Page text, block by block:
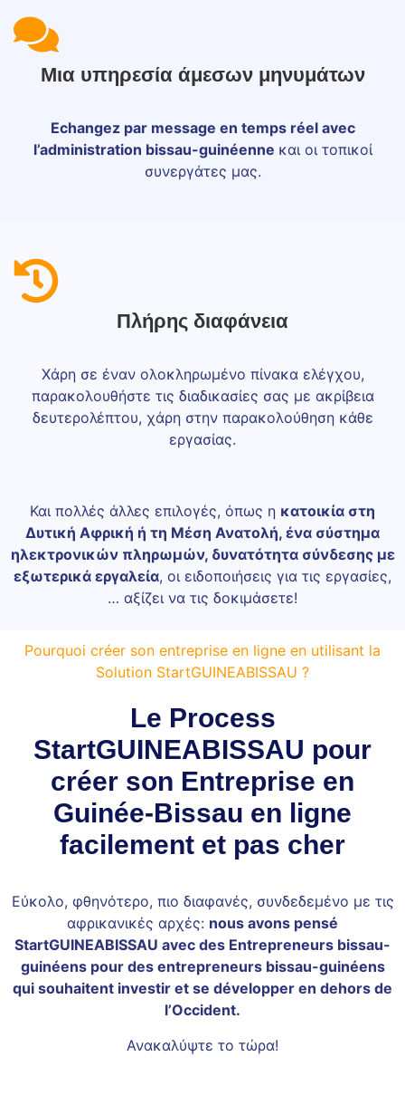
Μια υπηρεσία άμεσων μηνυμάτων
Echangez par message en temps réel avec
l’administration bissau-guinéenne και οι τοπικοί
συνεργάτες μας.
Πλήρης διαφάνεια
Χάρη σε έναν ολοκληρωμένο πίνακα ελέγχου,
παρακολουθήστε τις διαδικασίες σας με ακρίβεια
δευτερολέπτου, χάρη στην παρακολούθηση κάθε
εργασίας.
Και πολλές άλλες επιλογές, όπως η κατοικία στη
Δυτική Αφρική ή τη Μέση Ανατολή, ένα σύστημα
ηλεκτρονικών πληρωμών, δυνατότητα σύνδεσης με
εξωτερικά εργαλεία, οι ειδοποιήσεις για τις εργασίες,
… αξίζει να τις δοκιμάσετε!
Pourquoi créer son entreprise en ligne en utilisant la
Solution StartGUINEABISSAU ?
Le Process
StartGUINEABISSAU pour
créer son Entreprise en
Guinée-Bissau en ligne
facilement et pas cher
Εύκολο, φθηνότερο, πιο διαφανές, συνδεδεμένο με τις
αφρικανικές αρχές: nous avons pensé
StartGUINEABISSAU avec des Entrepreneurs bissau-
guinéens pour des entrepreneurs bissau-guinéens
qui souhaitent investir et se développer en dehors de
l’Occident.
Ανακαλύψτε το τώρα!